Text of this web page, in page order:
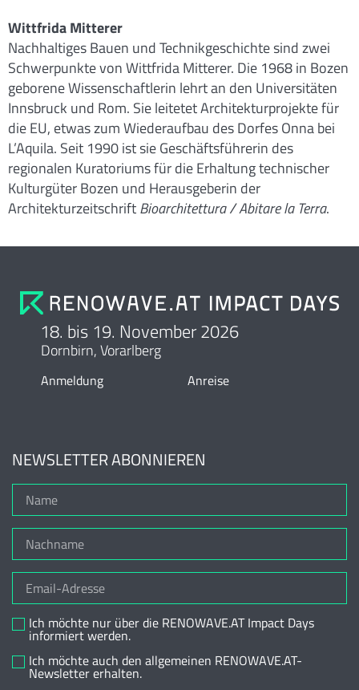
Wittfrida Mitterer
Nachhaltiges Bauen und Technikgeschichte sind zwei
Schwerpunkte von Wittfrida Mitterer. Die 1968 in Bozen
geborene Wissenschaftlerin lehrt an den Universitäten
Innsbruck und Rom. Sie leitetet Architekturprojekte für
die EU, etwas zum Wiederaufbau des Dorfes Onna bei
L’Aquila. Seit 1990 ist sie Geschäftsführerin des
regionalen Kuratoriums für die Erhaltung technischer
Kulturgüter Bozen und Herausgeberin der
ArchitekturzeitschriftBioarchitettura / Abitare la Terra.
18. bis 19. November 2026
Dornbirn, Vorarlberg
Anmeldung Anreise
NEWSLETTER ABONNIEREN
Ich möchte nur über die RENOWAVE.AT Impact Days
informiert werden.
Ich möchte auch den allgemeinen RENOWAVE.AT-
Newsletter erhalten.